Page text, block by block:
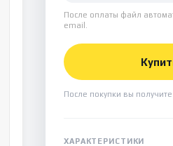
После оплаты файл
email.
После покупки вы
ХАРАКТЕРИСТИКИ